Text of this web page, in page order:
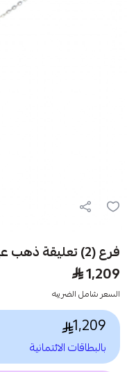
فرع (2) تعليقة ذهب عيار 18 الوزن 1.38 جرام
1,209
السعر شامل الضريبه
1,209
بالبطاقات الائتمانية